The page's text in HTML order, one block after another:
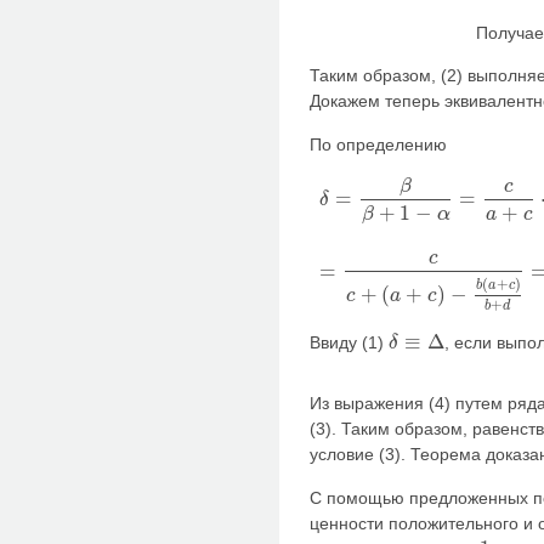
Таким образом, (2)
Докажем теперь
По определению
δ =
β
β + 1 − α
=
c
a + c
=
c
c + (a + c) − b(a+c)
b+d
Ввиду (1) δ ≡ Δ
δ Δ , если
Из выражения (4) путем
(3). Таким образом,
условие (3). Теорема
С помощью предложенных
ценности положительного и